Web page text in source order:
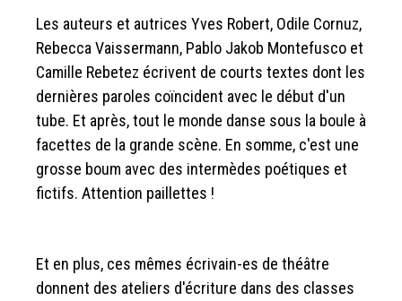
Les auteurs et autrices Yves Robert, Odile Cornuz,
Rebecca Vaissermann, Pablo Jakob Montefusco et
Camille Rebetez écrivent de courts textes dont les
dernières paroles coïncident avec le début d'un
tube. Et après, tout le monde danse sous la boule à
facettes de la grande scène. En somme, c'est une
grosse boum avec des intermèdes poétiques et
fictifs. Attention paillettes !
Et en plus, ces mêmes écrivain-es de théâtre
donnent des ateliers d'écriture dans des classes